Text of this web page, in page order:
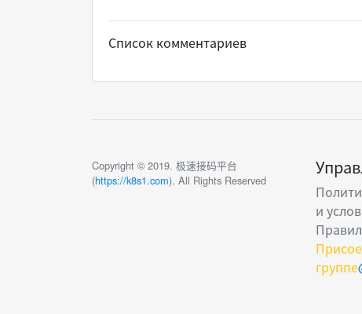
Список комментариев
Copyright © 2019. 极速接码平台
(https://k8s1.com). All Rights Reserved
и
группе